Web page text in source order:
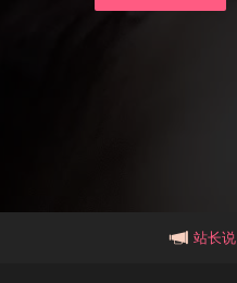
站长说